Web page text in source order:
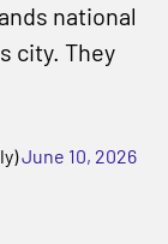
national
city. They
June 10, 2026